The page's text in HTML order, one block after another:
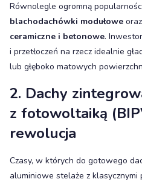
Równolegle ogromną
blachodachówki modułowe oraz
ceramiczne i betonowe.
i przetłoczeń na rzecz idealnie
lub głęboko matowych
2. Dachy
z fotowoltaiką
rewolucja
Czasy, w których do gotowego
aluminiowe stelaże z klasycznymi